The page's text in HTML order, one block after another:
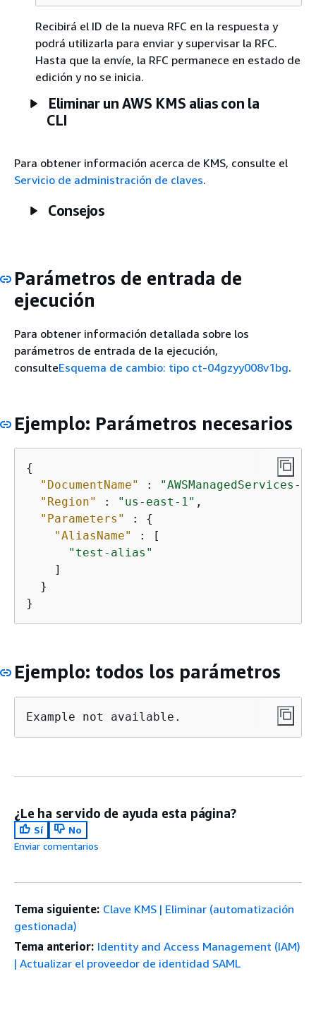
Recibirá el ID de la nueva RFC en la respuesta y
podrá utilizarla para enviar y supervisar la RFC.
Hasta que la envíe, la RFC permanece en estado de
edición y no se inicia.
Eliminar un AWS KMS alias con la
CLI
Para obtener información acerca de KMS, consulte el
Servicio de administración de claves.
Consejos
Parámetros de entrada de
ejecución
Para obtener información detallada sobre los
parámetros de entrada de la ejecución,
consulteEsquema de cambio: tipo ct-04gzyy008v1bg.
Ejemplo: Parámetros necesarios
{
"DocumentName"
:
"AWSManagedServices-
"Region"
: "us-east-1" ,
"Parameters"
: {
"AliasName"
: [
"test-alias"
    ]
  }
}
Ejemplo: todos los parámetros
Example not available.
¿Le ha servido de ayuda esta página?
Sí
No
Enviar comentarios
Tema siguiente: Clave KMS | Eliminar (automatización
gestionada)
Tema anterior: Identity and Access Management (IAM)
| Actualizar el proveedor de identidad SAML